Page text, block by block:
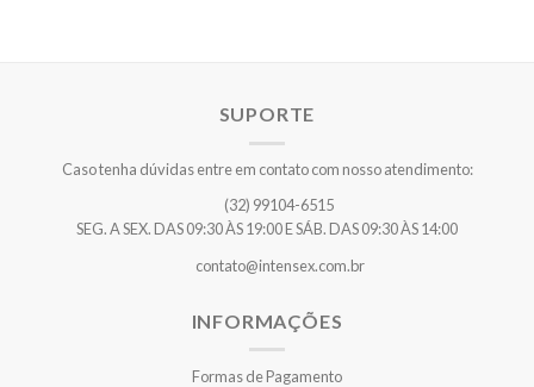
SUPORTE
Caso tenha dúvidas entre em contato com nosso atendimento:
(32) 99104-6515
SEG. A SEX. DAS 09:30 ÀS 19:00 E SÁB. DAS 09:30 ÀS 14:00
contato@intensex.com.br
INFORMAÇÕES
Formas de Pagamento